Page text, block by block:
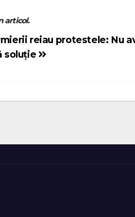
articol.
reiau protestele: Nu
soluție